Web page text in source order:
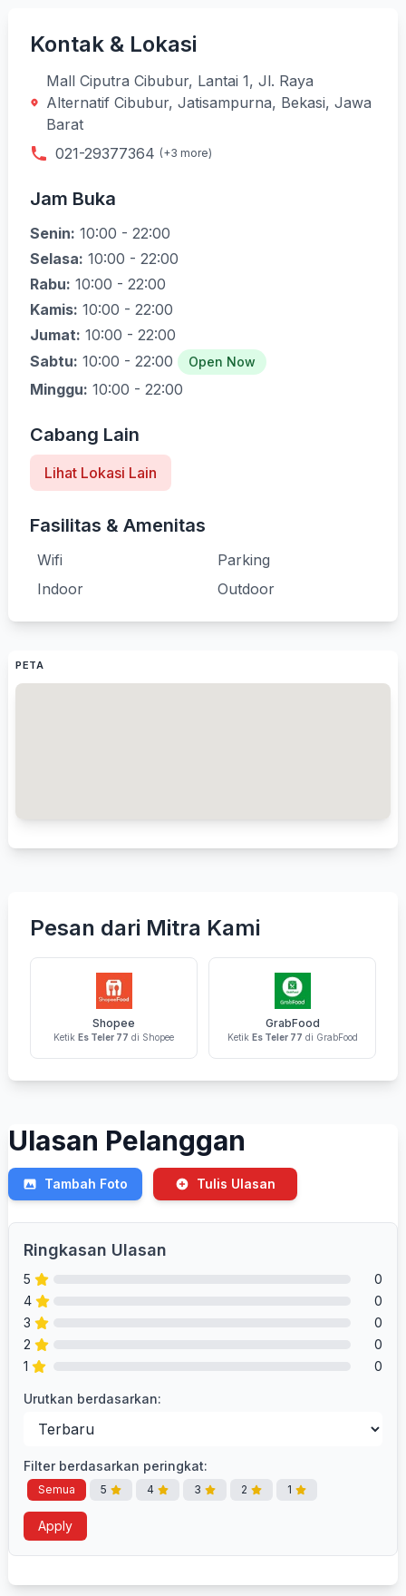
Kontak & Lokasi
Mall Ciputra Cibubur, Lantai 1, Jl. Raya
Alternatif Cibubur, Jatisampurna, Bekasi, Jawa
Barat
021-29377364 (+3 more)
Jam Buka
Senin: 10:00 - 22:00
Selasa: 10:00 - 22:00
Rabu: 10:00 - 22:00
Kamis: 10:00 - 22:00
Jumat: 10:00 - 22:00
Sabtu: 10:00 - 22:00 Open Now
Minggu: 10:00 - 22:00
Cabang Lain
Lihat Lokasi Lain
Fasilitas & Amenitas
Wifi
Parking
Indoor
Outdoor
PETA
Pesan dari Mitra Kami
Shopee
Ketik Es Teler 77 di Shopee
GrabFood
Ketik Es Teler 77 di GrabFood
Ulasan Pelanggan
Tambah Foto Tulis Ulasan
Ringkasan Ulasan
5
0
4
0
3
0
2
0
1
0
Urutkan berdasarkan:
Filter berdasarkan peringkat:
Semua 5 4 3 2 1
Apply